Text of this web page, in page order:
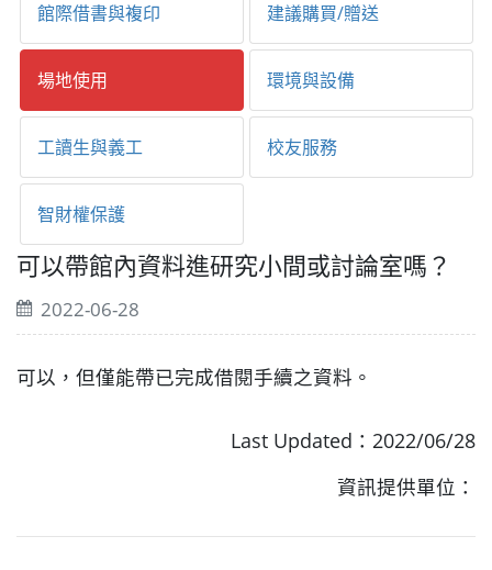
館際借書與複印 建議購買/贈送
場地使用 環境與設備
工讀生與義工 校友服務
智財權保護
可以帶館內資料進研究小間或討論室嗎？
2022-06-28
可以，但僅能帶已完成借閱手續之資料。
Last Updated：2022/06/28
資訊提供單位：